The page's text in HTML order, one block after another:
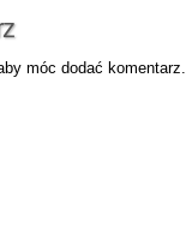
móc dodać komentarz.